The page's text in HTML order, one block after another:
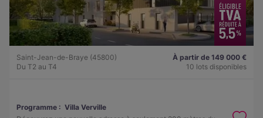
Saint-Jean-de-Braye (45800)
Du T2 au T4
À partir de 149 000 €
10 lots disponibles
Programme : Villa Verville